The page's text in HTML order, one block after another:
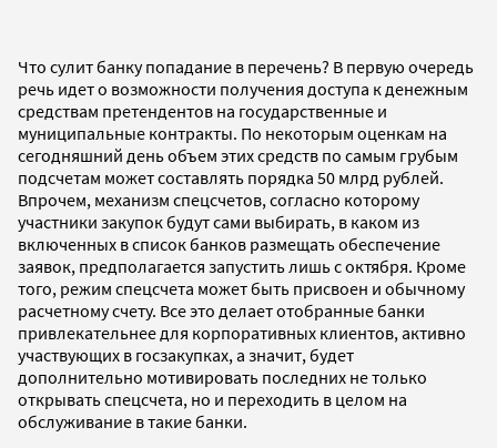
Что сулит банку попадание в перечень? В первую очередь
речь идет о возможности получения доступа к денежным
средствам претендентов на государственные и
муниципальные контракты. По некоторым оценкам на
сегодняшний день объем этих средств по самым грубым
подсчетам может составлять порядка 50 млрд рублей.
Впрочем, механизм спецсчетов, согласно которому
участники закупок будут сами выбирать, в каком из
включенных в список банков размещать обеспечение
заявок, предполагается запустить лишь с октября. Кроме
того, режим спецсчета может быть присвоен и обычному
расчетному счету. Все это делает отобранные банки
привлекательнее для корпоративных клиентов, активно
участвующих в госзакупках, а значит, будет
дополнительно мотивировать последних не только
открывать спецсчета, но и переходить в целом на
обслуживание в такие банки.